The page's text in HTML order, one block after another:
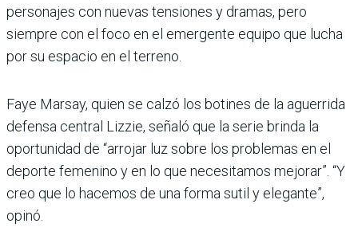
personajes con nuevas tensiones y dramas, pero
siempre con el foco en el emergente equipo que lucha
por su espacio en el terreno.
Faye Marsay, quien se calzó los botines de la aguerrida
defensa central Lizzie, señaló que la serie brinda la
oportunidad de “arrojar luz sobre los problemas en el
deporte femenino y en lo que necesitamos mejorar”. “Y
creo que lo hacemos de una forma sutil y elegante”,
opinó.